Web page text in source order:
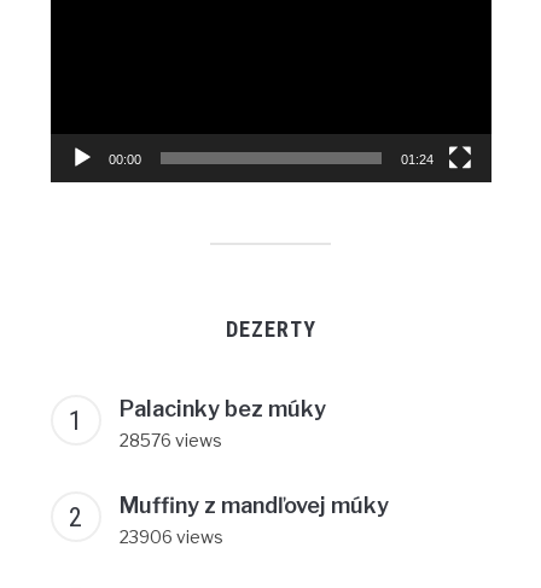
00:00 01:24
DEZERTY
Palacinky bez múky
28576 views
Muffiny z mandľovej múky
23906 views